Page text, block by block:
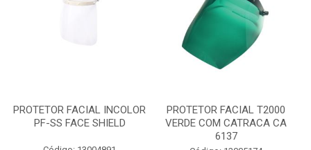
PROTETOR FACIAL INCOLOR
PF-SS FACE SHIELD
PROTETOR FACIAL T2000
VERDE COM CATRACA CA
6137